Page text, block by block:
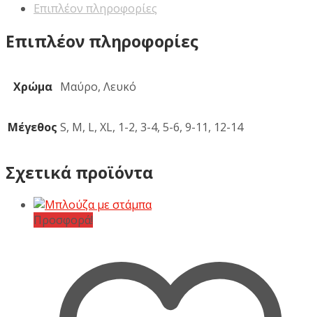
Επιπλέον πληροφορίες
Επιπλέον πληροφορίες
Χρώμα Μαύρο, Λευκό
Μέγεθος S, M, L, XL, 1-2, 3-4, 5-6, 9-11, 12-14
Σχετικά προϊόντα
Προσφορά!